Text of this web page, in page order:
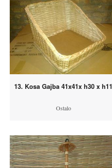
13. Kosa Gajba 41x41x h30 x h11
Ostalo